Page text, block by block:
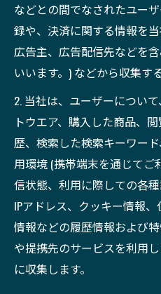
などとの間でなされたユー
録や、決済に関する情報を
広告主、広告配信先などを
いいます。) などから収集す
2. 当社は、ユーザーについ
トウエア、購入した商品、
歴、検索した検索キーワー
用環境 (携帯端末を通じてご
信状態、利用に際しての各
IPアドレス、クッキー情報
情報などの履歴情報および
や提携先のサービスを利用
に収集します。